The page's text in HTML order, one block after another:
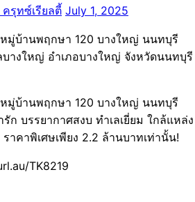
รุทซ์เรียลตี้ July 1, 2025
มู่บ้านพฤกษา 120 บางใหญ่ นนทบุรี
บางใหญ่ อำเภอบางใหญ่ จังหวัดนนทบุรี
มู่บ้านพฤกษา 120 บางใหญ่ นนทบุรี
ก บรรยากาศสงบ ทำเลเยี่ยม ใกล้แหล่ง
คาพิเศษเพียง 2.2 ล้านบาทเท่านั้น!
TK8219